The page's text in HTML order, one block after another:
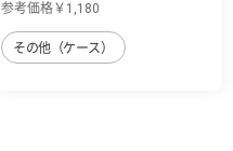
参考価格￥1,180
その他（ケース）